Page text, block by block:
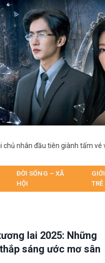
ĐỜI SỐNG – XÃ
HỘI
GIỚI
TRẺ
lai 2025: Những
sáng ước mơ sân